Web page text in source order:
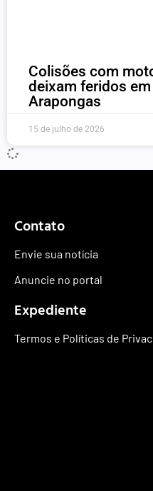
Colisões com
deixam feridos em
Arapongas
15 de julho de 2026
Contato
Envie sua notícia
Anuncie no portal
Expediente
Termos e Políticas de